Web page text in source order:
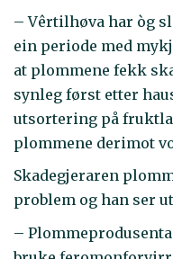
– Vêrtilhøva har òg
ein periode med
at plommene fekk
synleg først etter
utsortering på
plommene derimot
Skadegjeraren
problem og han ser
–